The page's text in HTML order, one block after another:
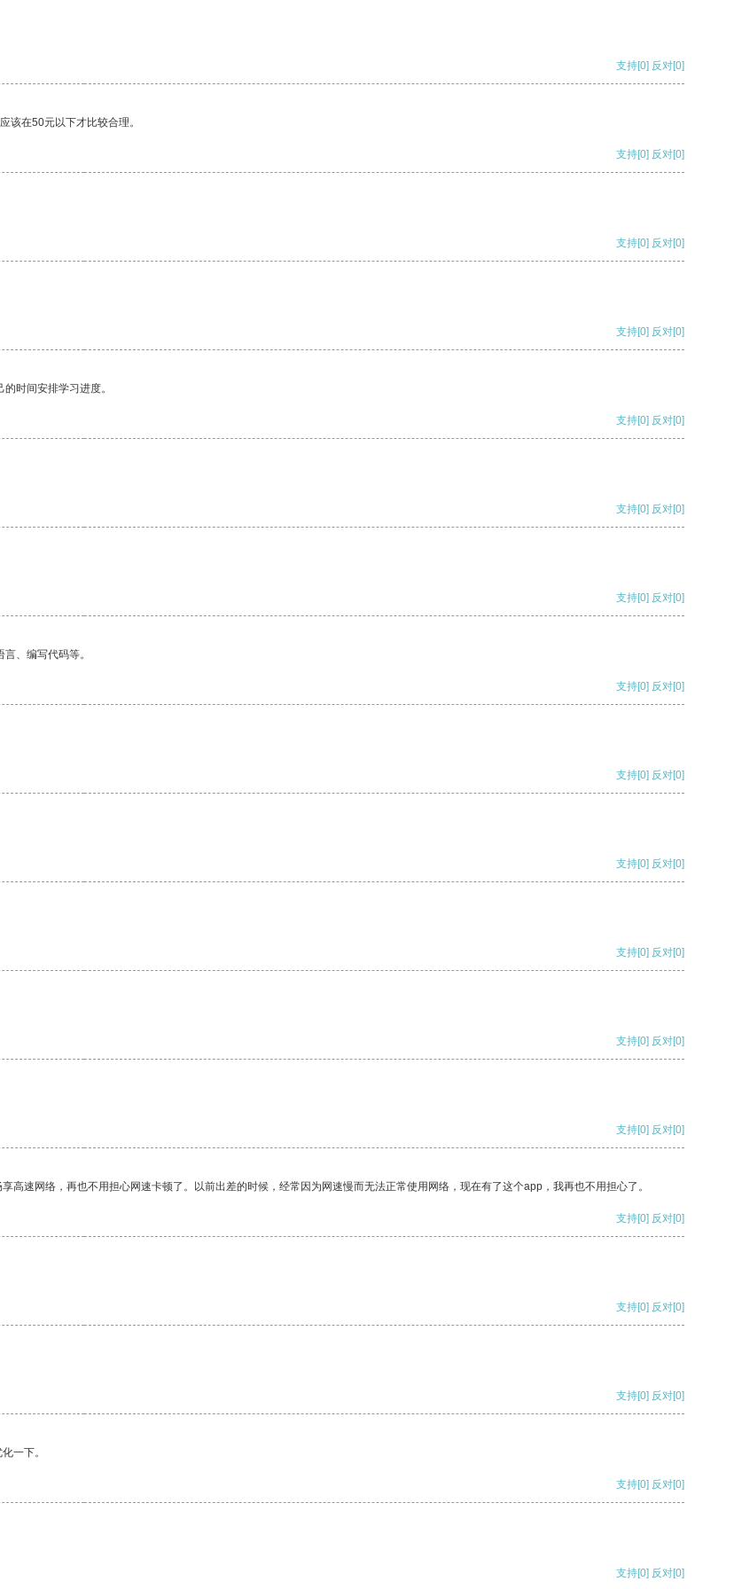
支持[0] 反对[0]
该在50元以下才比较合理。
支持[0] 反对[0]
支持[0] 反对[0]
支持[0] 反对[0]
时间安排学习进度。
支持[0] 反对[0]
支持[0] 反对[0]
支持[0] 反对[0]
、编写代码等。
支持[0] 反对[0]
支持[0] 反对[0]
支持[0] 反对[0]
支持[0] 反对[0]
支持[0] 反对[0]
支持[0] 反对[0]
速网络，再也不用担心网速卡顿了。以前出差的时候，经常因为网速慢而无法正常使用网络，现在有了这个app，我再也不用担心了。
支持[0] 反对[0]
支持[0] 反对[0]
支持[0] 反对[0]
一下。
支持[0] 反对[0]
支持[0] 反对[0]